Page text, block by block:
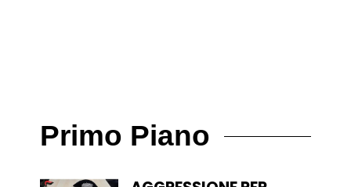
Primo Piano